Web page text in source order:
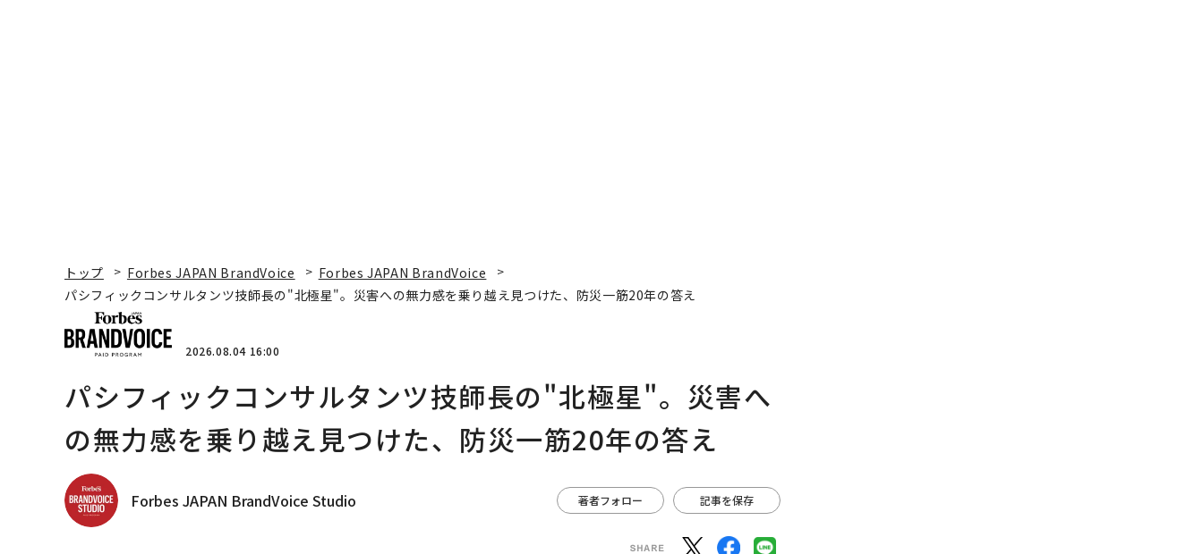
トップ Forbes JAPAN BrandVoice
Forbes JAPAN BrandVoice
パシフィックコンサルタンツ技師長の"北極星"。災害への無力感を乗り越え見つけた、防災一筋20年の答え
2026.08.04 16:00
パシフィックコンサルタンツ技師長の"北極星"。災害へ
の無力感を乗り越え見つけた、防災一筋20年の答え
Forbes JAPAN BrandVoice Studio 著者フォロー 記事を保存